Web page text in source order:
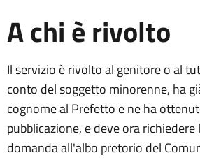
A chi è rivolto
Il servizio è rivolto al genitore o al
conto del soggetto minorenne, ha
cognome al Prefetto e ne ha
pubblicazione, e deve ora
domanda all'albo pretorio del